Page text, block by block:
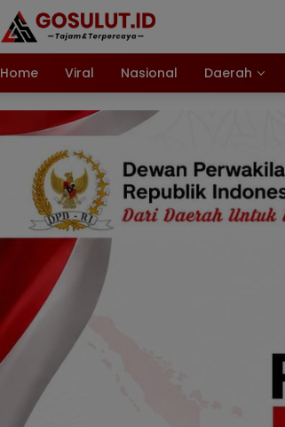
Home Viral Nasional Daerah